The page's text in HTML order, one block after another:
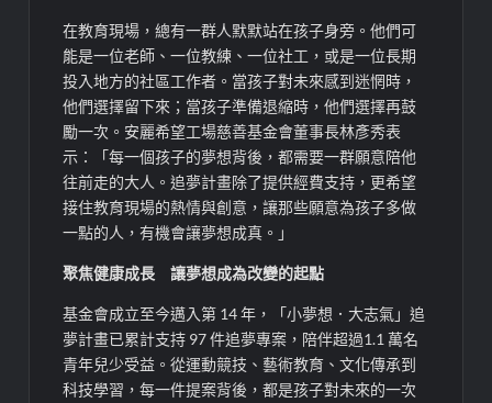
在教育現場，總有一群人默默站在孩子身旁。他們可
能是一位老師、一位教練、一位社工，或是一位長期
投入地方的社區工作者。當孩子對未來感到迷惘時，
他們選擇留下來；當孩子準備退縮時，他們選擇再鼓
勵一次。安麗希望工場慈善基金會董事長林彥秀表
示：
「每一個孩子的夢想背後，都需要一群願意陪他
往前走的大人。追夢計畫除了提供經費支持，更希望
接住教育現場的熱情與創意，讓那些願意為孩子多做
一點的人，有機會讓夢想成真 。」
聚焦健康成長 讓夢想成為改變的起點
基金會成立至今邁入第 14年，「小夢想．大志氣」追
夢計畫已累計支持 97件追夢專案，陪伴超過1.1萬名
青年兒少受益。從運動競技、藝術教育、文化傳承到
科技學習，每一件提案背後，都是孩子對未來的一次